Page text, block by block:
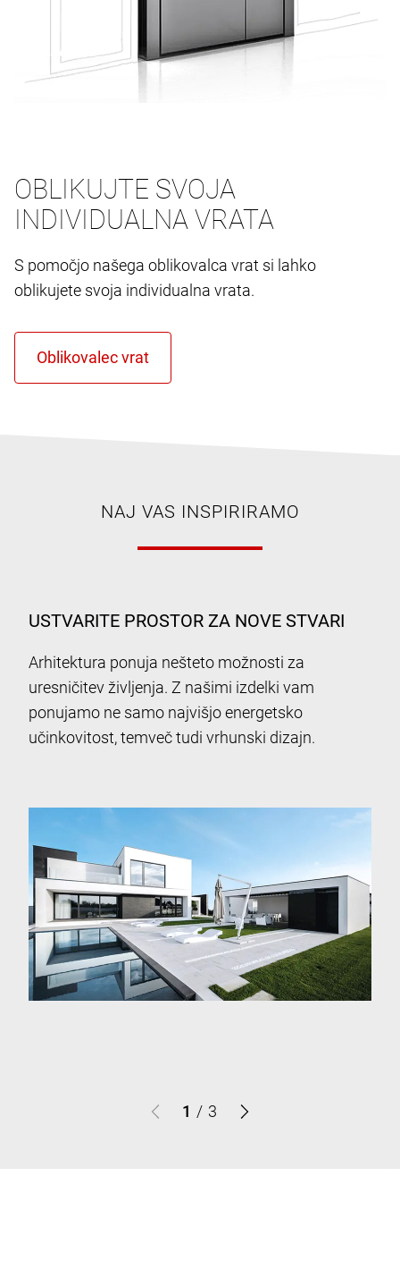
OBLIKUJTE SVOJA
INDIVIDUALNA VRATA
S pomočjo našega oblikovalca vrat si lahko
oblikujete svoja individualna vrata.
NAJ VAS INSPIRIRAMO
USTVARITE PROSTOR ZA NOVE STVARI
Arhitektura ponuja nešteto možnosti za
uresničitev življenja. Z našimi izdelki vam
ponujamo ne samo najvišjo energetsko
učinkovitost, temveč tudi vrhunski dizajn.
1 / 3